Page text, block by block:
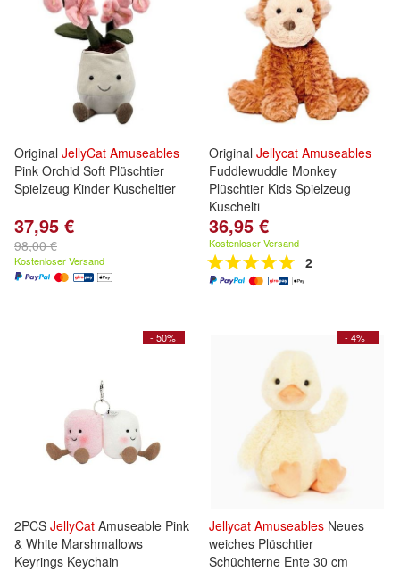
Original JellyCat Amuseables
Pink Orchid Soft Plüschtier
Spielzeug Kinder Kuscheltier
37,95 €
98,00 €
Kostenloser Versand
Original Jellycat Amuseables
Fuddlewuddle Monkey
Plüschtier Kids Spielzeug
Kuschelti
36,95 €
Kostenloser Versand
2
- 50%
2PCS JellyCat Amuseable Pink
& White Marshmallows
Keyrings Keychain
- 4%
Jellycat Amuseables Neues
weiches Plüschtier
Schüchterne Ente 30 cm